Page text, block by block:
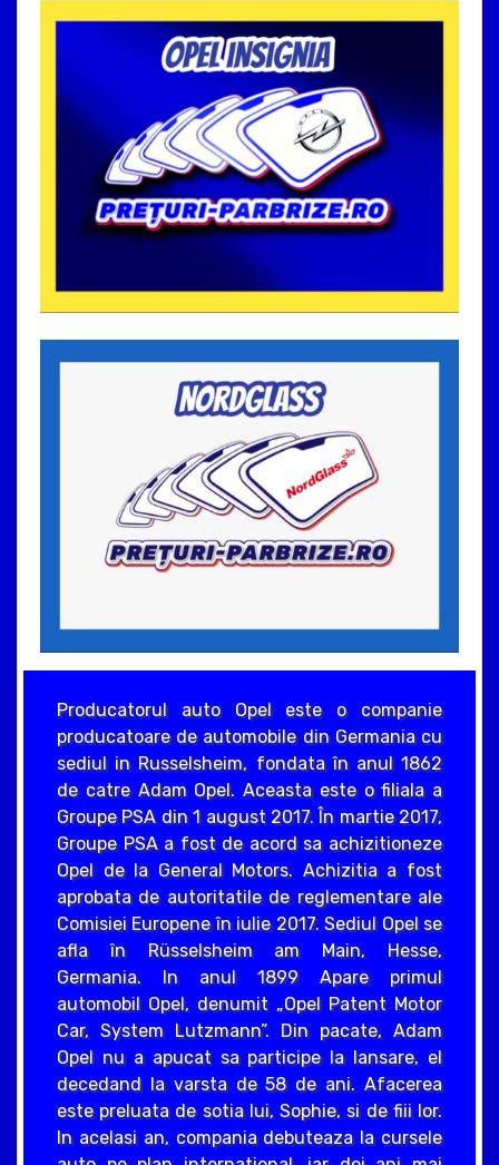
Producatorul auto Opel este o companie
producatoare de automobile din Germania cu
sediul in Russelsheim, fondata în anul 1862
de catre Adam Opel. Aceasta este o filiala a
Groupe PSA din 1 august 2017. În martie 2017,
Groupe PSA a fost de acord sa achizitioneze
Opel de la General Motors. Achizitia a fost
aprobata de autoritatile de reglementare ale
Comisiei Europene în iulie 2017. Sediul Opel se
afla în Rüsselsheim am Main, Hesse,
Germania. In anul 1899 Apare primul
automobil Opel, denumit „Opel Patent Motor
Car, System Lutzmann”. Din pacate, Adam
Opel nu a apucat sa participe la lansare, el
decedand la varsta de 58 de ani. Afacerea
este preluata de sotia lui, Sophie, si de fiii lor.
In acelasi an, compania debuteaza la cursele